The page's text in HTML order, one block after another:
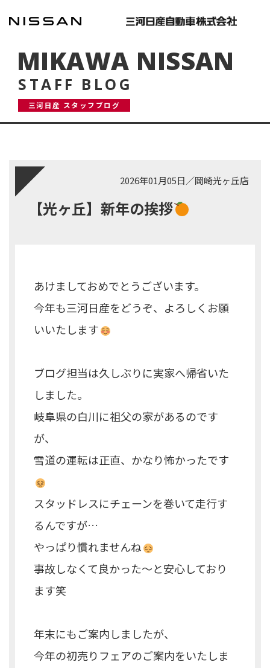
MIKAWA NISSAN
STAFF BLOG
三河日産 スタッフブログ
2026年01月05日／岡崎光ヶ丘店
【光ヶ丘】新年の挨拶
あけましておめでとうございます。
今年も三河日産をどうぞ、よろしくお願
いいたします
ブログ担当は久しぶりに実家へ帰省いた
しました。
岐阜県の白川に祖父の家があるのです
が、
雪道の運転は正直、かなり怖かったです
スタッドレスにチェーンを巻いて走行す
るんですが…
やっぱり慣れませんね
事故しなくて良かった～と安心しており
ます笑
年末にもご案内しましたが、
今年の初売りフェアのご案内をいたしま